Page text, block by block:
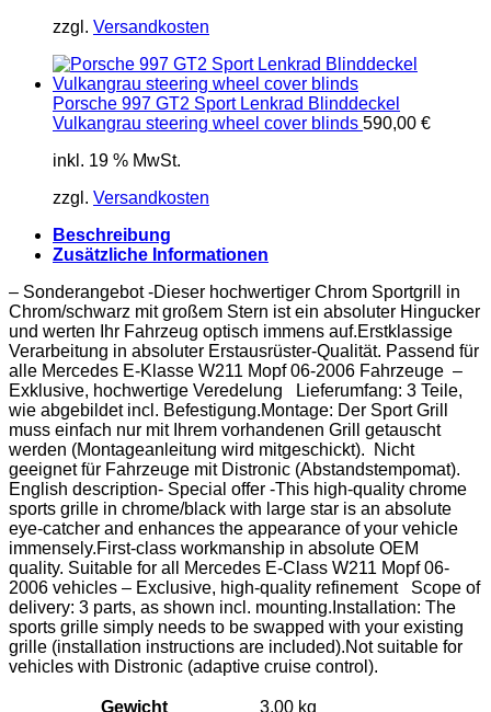
zzgl. Versandkosten
Porsche 997 GT2 Sport Lenkrad Blinddeckel
Vulkangrau steering wheel cover blinds 590,00 €
inkl. 19 % MwSt.
zzgl. Versandkosten
Beschreibung
Zusätzliche Informationen
– Sonderangebot -Dieser hochwertiger Chrom Sportgrill in
Chrom/schwarz mit großem Stern ist ein absoluter Hingucker
und werten Ihr Fahrzeug optisch immens auf.Erstklassige
Verarbeitung in absoluter Erstausrüster-Qualität. Passend für
alle Mercedes E-Klasse W211 Mopf 06-2006 Fahrzeuge –
Exklusive, hochwertige Veredelung Lieferumfang: 3 Teile,
wie abgebildet incl. Befestigung.Montage: Der Sport Grill
muss einfach nur mit Ihrem vorhandenen Grill getauscht
werden (Montageanleitung wird mitgeschickt). Nicht
geeignet für Fahrzeuge mit Distronic (Abstandstempomat).
English description- Special offer -This high-quality chrome
sports grille in chrome/black with large star is an absolute
eye-catcher and enhances the appearance of your vehicle
immensely.First-class workmanship in absolute OEM
quality. Suitable for all Mercedes E-Class W211 Mopf 06-
2006 vehicles – Exclusive, high-quality refinement Scope of
delivery: 3 parts, as shown incl. mounting.Installation: The
sports grille simply needs to be swapped with your existing
grille (installation instructions are included).Not suitable for
vehicles with Distronic (adaptive cruise control).
Gewicht 3,00 kg